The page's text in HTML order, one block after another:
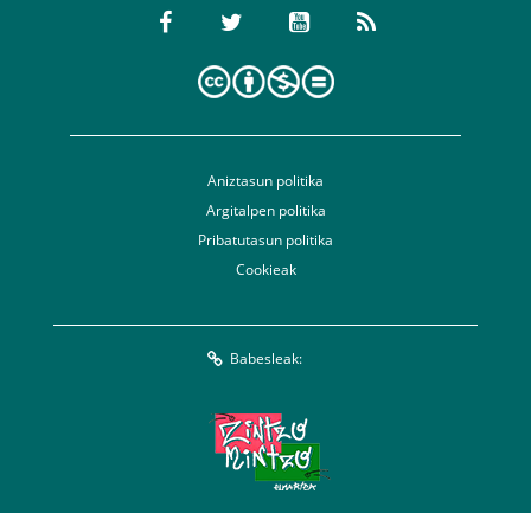
Aniztasun politika
Argitalpen politika
Pribatutasun politika
Cookieak
Babesleak: